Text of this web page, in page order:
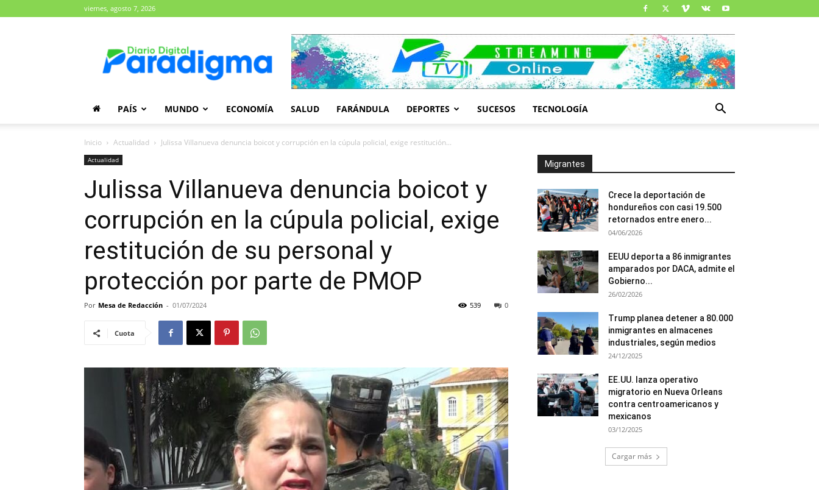
viernes, agosto 7, 2026
Paradigma
PAÍS MUNDO ECONOMÍA SALUD FARÁNDULA DEPORTES SUCESOS TECNOLOGÍA
Inicio Actualidad Julissa Villanueva denuncia boicot y corrupción en la cúpula policial, exige restitución...
Actualidad
Julissa Villanueva denuncia boicot y
corrupción en la cúpula policial, exige
restitución de su personal y
protección por parte de PMOP
Por Mesa de Redacción - 01/07/2024 0
539
Cuota
Migrantes
Crece la deportación de
hondureños con casi 19.500
retornados entre enero...
04/06/2026
EEUU deporta a 86 inmigrantes
amparados por DACA, admite el
Gobierno...
26/02/2026
Trump planea detener a 80.000
inmigrantes en almacenes
industriales, según medios
24/12/2025
EE.UU. lanza operativo
migratorio en Nueva Orleans
contra centroamericanos y
mexicanos
03/12/2025
Cargar más